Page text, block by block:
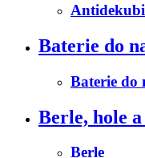
Baterie do
Baterie do
Berle, hole
Berle